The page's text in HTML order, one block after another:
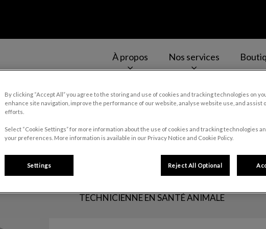
St-Jean-Chrysostome À propos Nos services
Maude
TECHNICIENNE EN SANTÉ ANIMALE
By clicking “Accept All” you agree to the storing and use of cookies and tracking technologies on
enhance site navigation, improve the performance of our website, analyse website use, and assist
efforts.
Select “Cookie Settings” for more information about the use of cookies and tracking technologies
your preferences. More information is available in our Privacy Notice and Cookie Policy.
Settings Reject All Optional